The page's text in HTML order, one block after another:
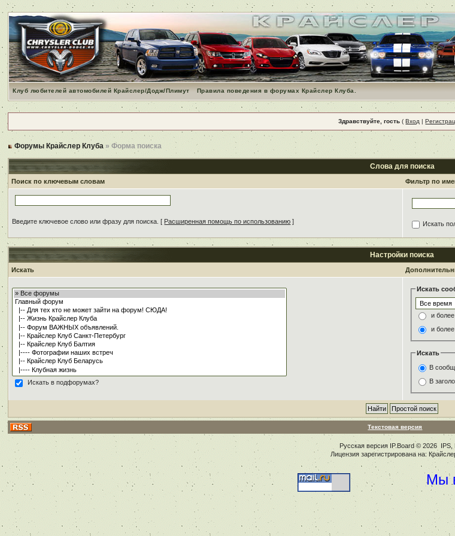
Клуб любителей автомобилей Крайслер/Додж/Плимут Правила поведения в форумах Крайслер Клуба.
Здравствуйте, гость (Вход |
Форумы Крайслер Клуба » Форма поиска
Слова для поиска
Поиск по ключевым словам Фильтр по
Введите ключевое слово или фразу для поиска. [ Расширенная помощь по использованию ] Искать
Настройки поиска
Искать
Искать в подфорумах?
Искать
и
и
Искать
В
В
Текстовая версия
Русская версия IP.Board© 2026 IPS,
Лицензия зарегистрирована на:
Мы